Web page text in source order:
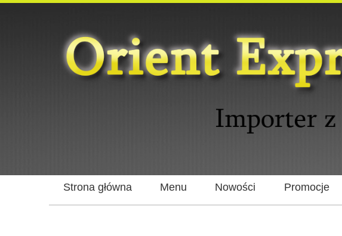
Strona główna Menu Nowości Promocje